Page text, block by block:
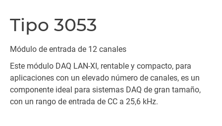
Tipo 3053
Módulo de entrada de 12 canales
Este módulo DAQ LAN-XI, rentable y compacto, para
aplicaciones con un elevado número de canales, es un
componente ideal para sistemas DAQ de gran tamaño,
con un rango de entrada de CC a 25,6 kHz.